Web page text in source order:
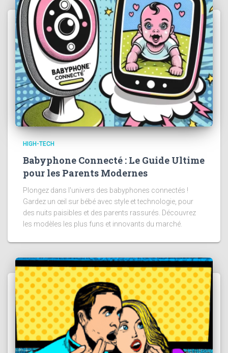
HIGH-TECH
Babyphone Connecté : Le Guide Ultime
pour les Parents Modernes
Plongez dans l'univers des babyphones connectés !
Gardez un œil sur bébé avec style et technologie, pour
des nuits paisibles et des parents rassurés. Découvrez
les modèles les plus funs et innovants du marché.